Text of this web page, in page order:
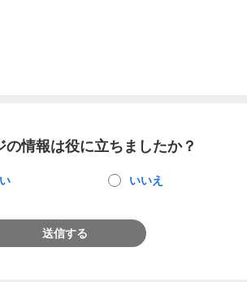
の情報は役に立ちましたか？
いいえ
送信する